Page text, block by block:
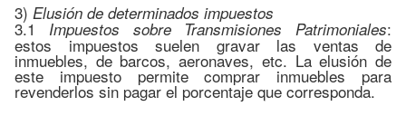
3) Elusión de determinados impuestos
3.1 Impuestos sobre Transmisiones Patrimoniales:
estos impuestos suelen gravar las ventas de
inmuebles, de barcos, aeronaves, etc. La elusión de
este impuesto permite comprar inmuebles para
revenderlos sin pagar el porcentaje que corresponda.